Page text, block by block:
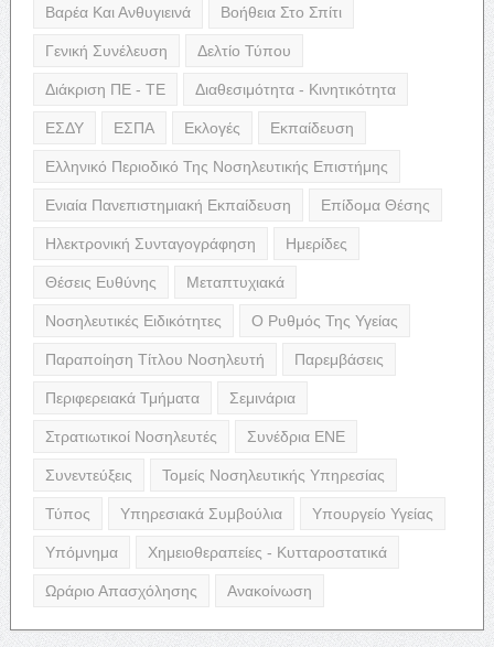
Βαρέα Και Ανθυγιεινά Βοήθεια Στο Σπίτι
Γενική Συνέλευση Δελτίο Τύπου
Διάκριση ΠΕ - ΤΕ Διαθεσιμότητα - Κινητικότητα
ΕΣΔΥ ΕΣΠΑ Εκλογές Εκπαίδευση
Ελληνικό Περιοδικό Της Νοσηλευτικής Επιστήμης
Ενιαία Πανεπιστημιακή Εκπαίδευση Επίδομα Θέσης
Ηλεκτρονική Συνταγογράφηση Ημερίδες
Θέσεις Ευθύνης Μεταπτυχιακά
Νοσηλευτικές Ειδικότητες Ο Ρυθμός Της Υγείας
Παραποίηση Τίτλου Νοσηλευτή Παρεμβάσεις
Περιφερειακά Τμήματα Σεμινάρια
Στρατιωτικοί Νοσηλευτές Συνέδρια ΕΝΕ
Συνεντεύξεις Τομείς Νοσηλευτικής Υπηρεσίας
Τύπος Υπηρεσιακά Συμβούλια Υπουργείο Υγείας
Υπόμνημα Χημειοθεραπείες - Κυτταροστατικά
Ωράριο Απασχόλησης Ανακοίνωση